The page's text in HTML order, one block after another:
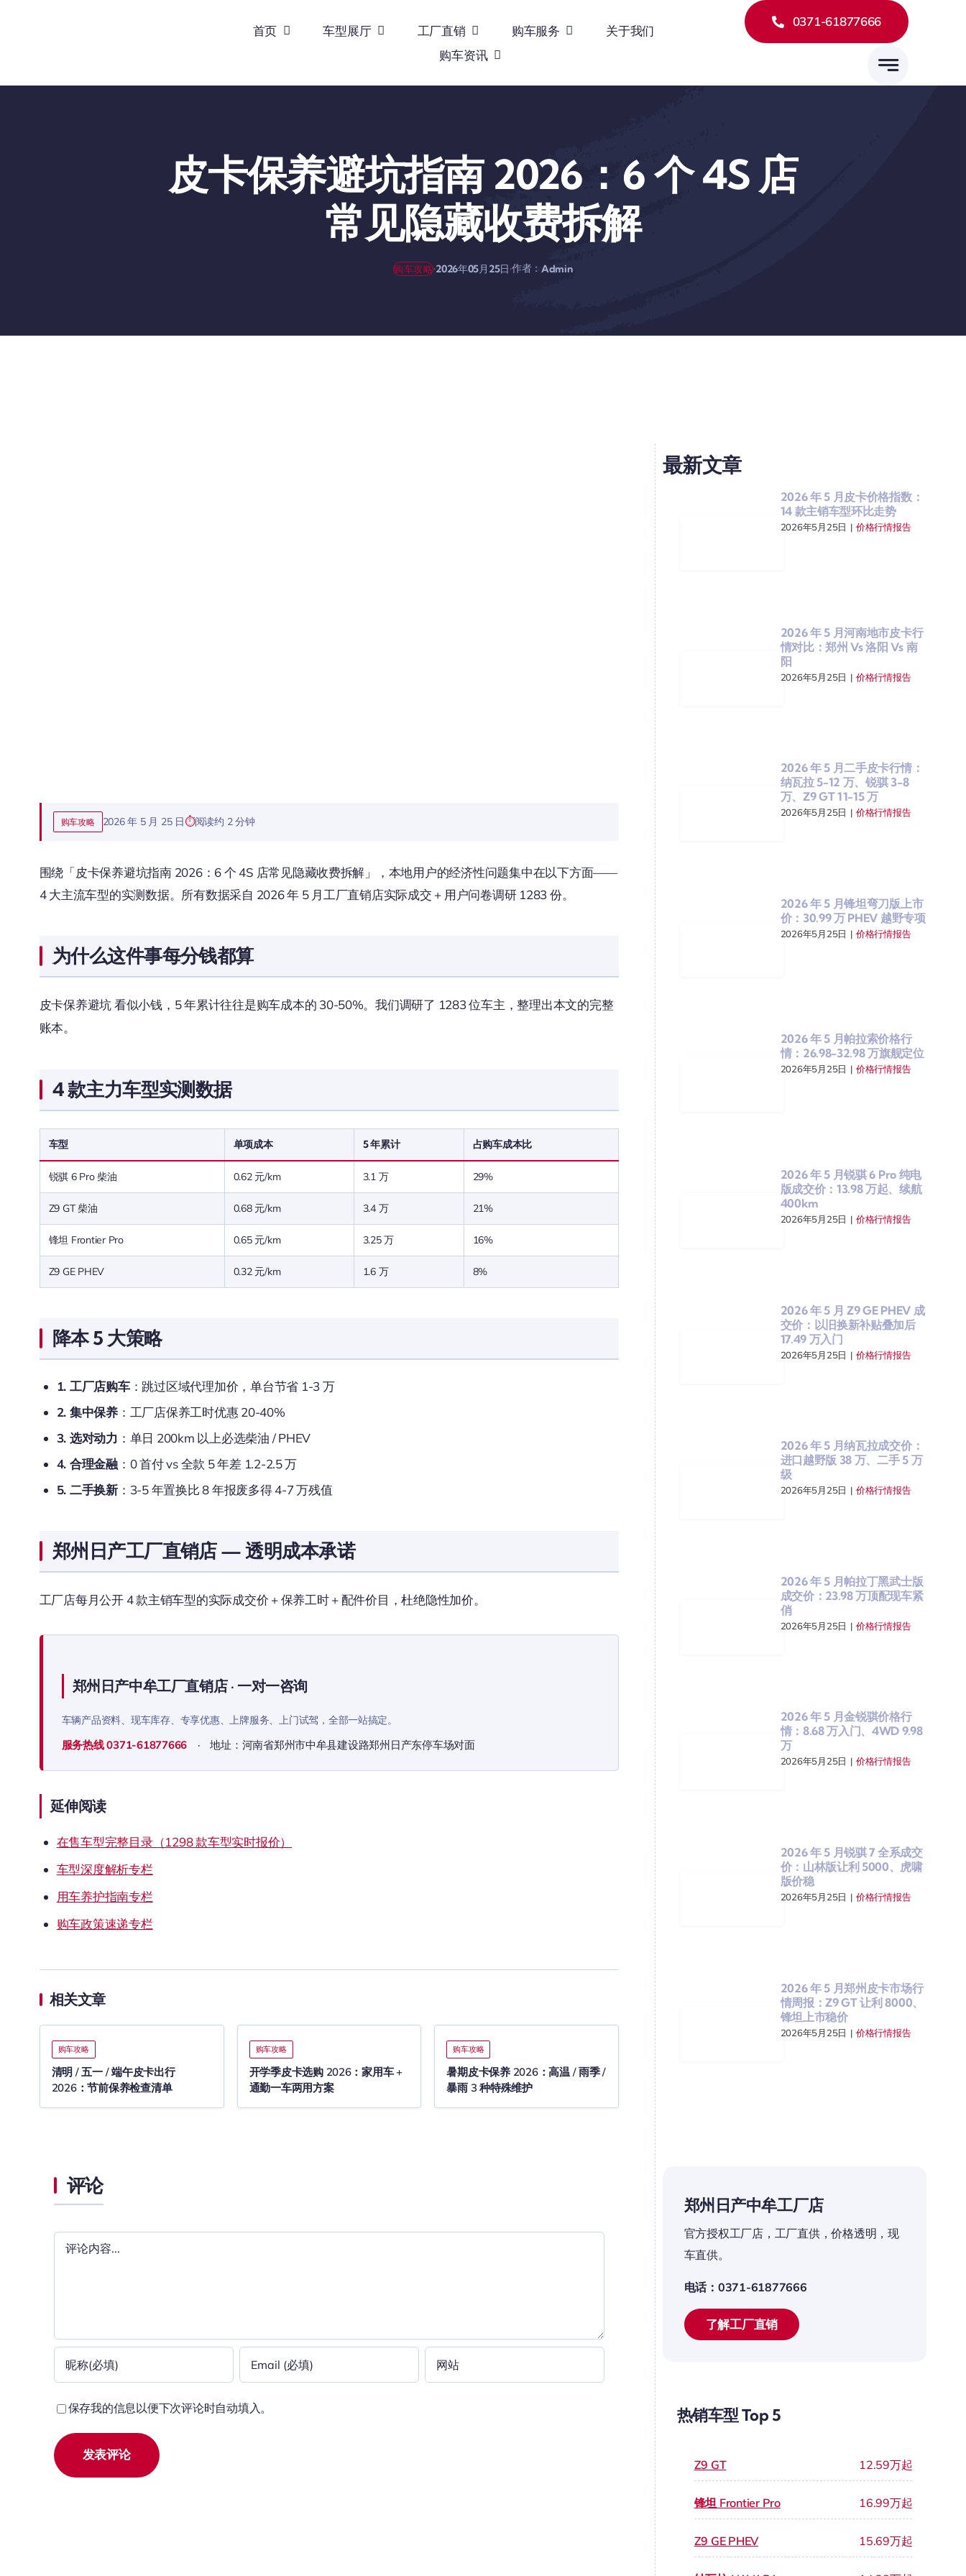
首页 车型展厅 工厂直销 购车服务
关于我们
购车资讯
0371-61877666
皮卡保养避坑指南 2026：6 个 4S 店
常见隐藏收费拆解
购车攻略·2026年05月25日·作者： Admin
购车攻略 2026 年 5 月 25 日 阅读约 2 分钟
围绕「皮卡保养避坑指南 2026：6 个 4S 店常见隐藏收费拆解」，本地用户的经济性问题集中在以下方面——
4 大主流车型的实测数据。所有数据采自 2026 年 5 月工厂直销店实际成交 + 用户问卷调研 1283 份。
为什么这件事每分钱都算
皮卡保养避坑 看似小钱，5 年累计往往是购车成本的 30-50%。我们调研了 1283 位车主，整理出本文的完整
账本。
4 款主力车型实测数据
车型 单项成本 5 年累计 占购车成本比
锐骐 6 Pro 柴油 0.62 元/km 3.1 万 29%
Z9 GT 柴油 0.68 元/km 3.4 万 21%
锋坦 Frontier Pro 0.65 元/km 3.25 万 16%
Z9 GE PHEV 0.32 元/km 1.6 万 8%
降本 5 大策略
1. 工厂店购车：跳过区域代理加价，单台节省 1-3 万
2. 集中保养：工厂店保养工时优惠 20-40%
3. 选对动力 ：单日 200km 以上必选柴油 / PHEV
4. 合理金融：0 首付 vs 全款 5 年差 1.2-2.5 万
5. 二手换新：3-5 年置换比 8 年报废多得 4-7 万残值
郑州日产工厂直销店 — 透明成本承诺
工厂店每月公开 4 款主销车型的实际成交价 + 保养工时 + 配件价目，杜绝隐性加价。
郑州日产中牟工厂直销店 · 一对一咨询
车辆产品资料、现车库存、专享优惠、上牌服务、上门试驾，全部一站搞定。
服务热线0371-61877666 · 地址：河南省郑州市中牟县建设路郑州日产东停车场对面
延伸阅读
在售车型完整目录（1298 款车型实时报价）
车型深度解析专栏
用车养护指南专栏
购车政策速递专栏
相关文章
购车攻略
清明 / 五一 / 端午皮卡出行
2026：节前保养检查清单
购车攻略
开学季皮卡选购 2026：家用车 +
通勤一车两用方案
购车攻略
暑期皮卡保养 2026：高温 / 雨季 /
暴雨 3 种特殊维护
评论
保存我的信息以便下次评论时自动填入。
最新文章
2026 年 5 月皮卡价格指数：
14 款主销车型环比走势
2026年5月25日 | 价格行情报告
2026 年 5 月河南地市皮卡行
情对比：郑州 Vs 洛阳 Vs 南
阳
2026年5月25日 | 价格行情报告
2026 年 5 月二手皮卡行情：
纳瓦拉 5-12 万、锐骐 3-8
万、Z9 GT 11-15 万
2026年5月25日 | 价格行情报告
2026 年 5 月锋坦弯刀版上市
价：30.99 万 PHEV 越野专项
2026年5月25日 | 价格行情报告
2026 年 5 月帕拉索价格行
情：26.98-32.98 万旗舰定位
2026年5月25日 | 价格行情报告
2026 年 5 月锐骐 6 Pro 纯电
版成交价：13.98 万起、续航
400km
2026年5月25日 | 价格行情报告
2026 年 5 月 Z9 GE PHEV 成
交价：以旧换新补贴叠加后
17.49 万入门
2026年5月25日 | 价格行情报告
2026 年 5 月纳瓦拉成交价：
进口越野版 38 万、二手 5 万
级
2026年5月25日 | 价格行情报告
2026 年 5 月帕拉丁黑武士版
成交价：23.98 万顶配现车紧
俏
2026年5月25日 | 价格行情报告
2026 年 5 月金锐骐价格行
情：8.68 万入门、4WD 9.98
万
2026年5月25日 | 价格行情报告
2026 年 5 月锐骐 7 全系成交
价：山林版让利 5000、虎啸
版价稳
2026年5月25日 | 价格行情报告
2026 年 5 月郑州皮卡市场行
情周报：Z9 GT 让利 8000、
锋坦上市稳价
2026年5月25日 | 价格行情报告
郑州日产中牟工厂店
官方授权工厂店，工厂直供，价格透明，现
车直供。
电话：0371-61877666
了解工厂直销
热销车型 Top 5
Z9 GT 12.59万起
锋坦 Frontier Pro 16.99万起
Z9 GE PHEV 15.69万起